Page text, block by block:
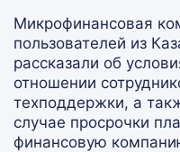
Микрофинансовая
пользователей из
рассказали об
отношении
техподдержки, а
случае просрочки
финансовую